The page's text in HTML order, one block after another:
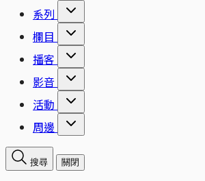
系列
欄目
播客
影音
活動
周邊
搜尋 關閉